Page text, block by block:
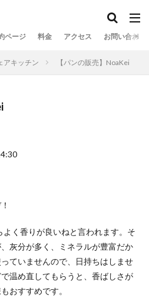
ページ 料金 アクセス お問い合わせ
アキッチン 【パンの販売】NoaKei
く香りが良いねと言われます。そ
灰分が多く、ミネラルが豊富だか
ていませんので、日持ちはしませ
温め直してもらうと、香ばしさが
おすすめです。